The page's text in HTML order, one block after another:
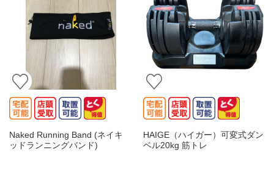
Naked Running Band (ネイキ
ッドランニングバンド)
HAIGE（ハイガー）可変式ダン
ベル20kg 筋トレ